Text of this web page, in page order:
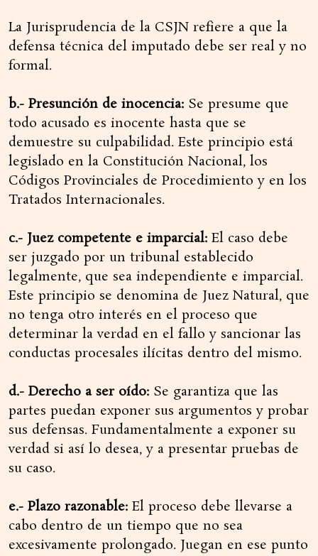
La Jurisprudencia de la CSJN refiere a que la
defensa técnica del imputado debe ser real y no
formal.
b.- Presunción de inocencia: Se presume que
todo acusado es inocente hasta que se
demuestre su culpabilidad. Este principio está
legislado en la Constitución Nacional, los
Códigos Provinciales de Procedimiento y en los
Tratados Internacionales.
c.- Juez competente e imparcial: El caso debe
ser juzgado por un tribunal establecido
legalmente, que sea independiente e imparcial.
Este principio se denomina de Juez Natural, que
no tenga otro interés en el proceso que
determinar la verdad en el fallo y sancionar las
conductas procesales ilícitas dentro del mismo.
d.- Derecho a ser oído: Se garantiza que las
partes puedan exponer sus argumentos y probar
sus defensas. Fundamentalmente a exponer su
verdad si así lo desea, y a presentar pruebas de
su caso.
e.- Plazo razonable: El proceso debe llevarse a
cabo dentro de un tiempo que no sea
excesivamente prolongado. Juegan en ese punto